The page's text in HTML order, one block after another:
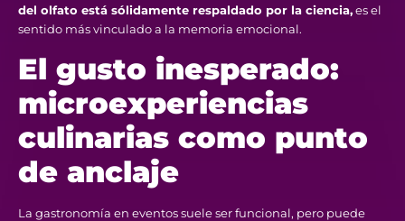
del olfato está sólidamente respaldado por la ciencia,es el
sentido más vinculado a la memoria emocional.
El gusto inesperado:
microexperiencias
culinarias como punto
de anclaje
La gastronomía en eventos suele ser funcional, pero puede